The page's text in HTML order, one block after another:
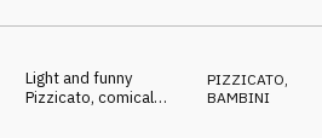
ensemble, curious
Light and funny
Pizzicato, comical
PIZZICATO,
BAMBINI